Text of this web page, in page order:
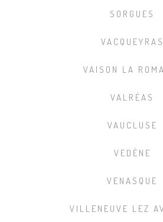
SORGUES
VACQUEYRAS
VAISON LA
VALRÉAS
VAUCLUSE
VEDÈNE
VENASQUE
VILLENEUVE LEZ